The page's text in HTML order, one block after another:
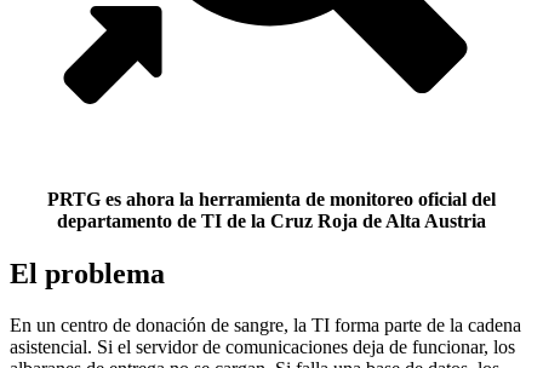
PRTG es ahora la herramienta de monitoreo oficial del
departamento de TI de la Cruz Roja de Alta Austria
El problema
En un centro de donación de sangre, la TI forma parte de la cadena
asistencial. Si el servidor de comunicaciones deja de funcionar, los